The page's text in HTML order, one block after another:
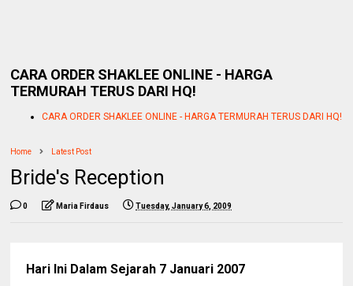
CARA ORDER SHAKLEE ONLINE - HARGA
TERMURAH TERUS DARI HQ!
CARA ORDER SHAKLEE ONLINE - HARGA TERMURAH TERUS DARI HQ!
Home Latest Post
Bride's Reception
0 Maria Firdaus Tuesday, January 6, 2009
Hari Ini Dalam Sejarah 7 Januari 2007